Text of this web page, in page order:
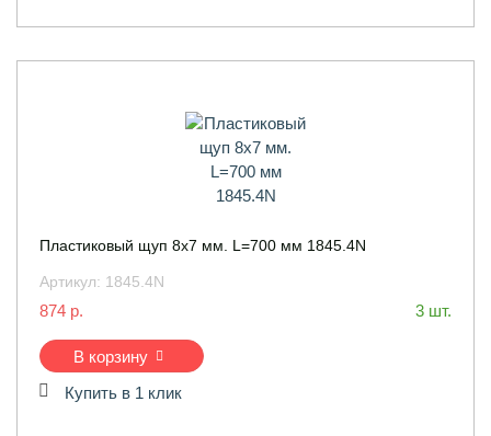
Пластиковый щуп 8х7 мм. L=700 мм 1845.4N
Артикул: 1845.4N
874 р. 3 шт.
В корзину
Купить в 1 клик